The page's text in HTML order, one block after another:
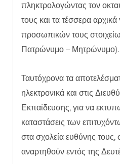
πληκτρολογώντας τον
τους και τα τέσσερα
προσωπικών τους
Πατρώνυμο – Μητρώνυμο).
Ταυτόχρονα τα
ηλεκτρονικά και στις
Εκπαίδευσης, για να
καταστάσεις των
στα σχολεία ευθύνης τους,
αναρτηθούν εντός της